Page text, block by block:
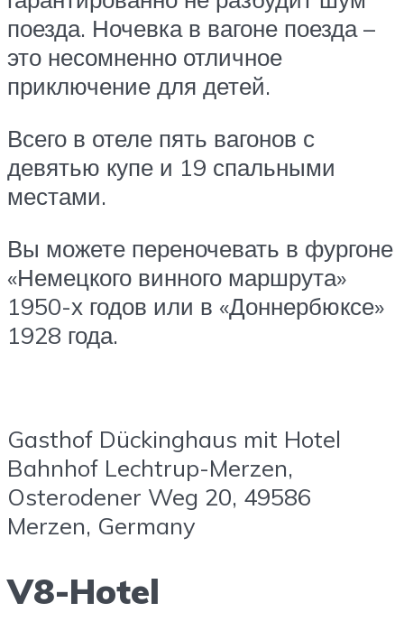
поезда. Ночевка в вагоне поезда –
это несомненно отличное
приключение для детей.
Всего в отеле пять вагонов с
девятью купе и 19 спальными
местами.
Вы можете переночевать в фургоне
«Немецкого винного маршрута»
1950-х годов или в «Доннербюксе»
1928 года.
Gasthof Dückinghaus mit Hotel
Bahnhof Lechtrup-Merzen,
Osterodener Weg 20, 49586
Merzen, Germany
V8-Hotel